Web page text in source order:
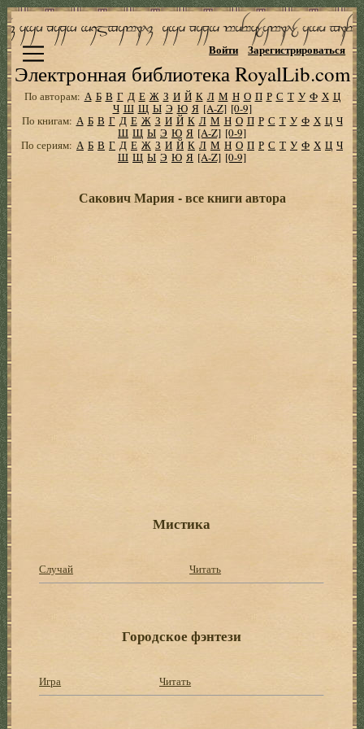
Электронная библиотека RoyalLib.com
Войти Зарегистрироваться
По авторам: А Б В Г Д Е Ж З И Й К Л М Н О П Р С Т У Ф Х Ц
Ч Ш Щ Ы Э Ю Я [A-Z] [0-9]
По книгам: А Б В Г Д Е Ж З И Й К Л М Н О П Р С Т У Ф Х Ц Ч
Ш Щ Ы Э Ю Я [A-Z] [0-9]
По сериям: А Б В Г Д Е Ж З И Й К Л М Н О П Р С Т У Ф Х Ц Ч
Ш Щ Ы Э Ю Я [A-Z] [0-9]
Сакович Мария - все книги автора
Мистика
Случай Читать
Городское фэнтези
Игра Читать